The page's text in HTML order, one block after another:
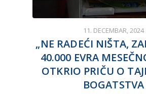
11. DECEMBAR, 2024
„NE RADEĆI NIŠTA,
40.000 EVRA
OTKRIO PRIČU O
BOGATSTVA